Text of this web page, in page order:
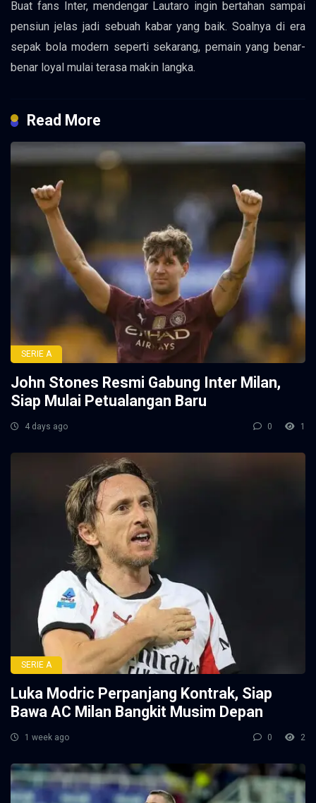
Buat fans Inter, mendengar Lautaro ingin bertahan sampai
pensiun jelas jadi sebuah kabar yang baik. Soalnya di era
sepak bola modern seperti sekarang, pemain yang benar-
benar loyal mulai terasa makin langka.
Read More
SERIE A
John Stones Resmi Gabung Inter Milan,
Siap Mulai Petualangan Baru
4 days ago 0 1
SERIE A
Luka Modric Perpanjang Kontrak, Siap
Bawa AC Milan Bangkit Musim Depan
1 week ago 0 2